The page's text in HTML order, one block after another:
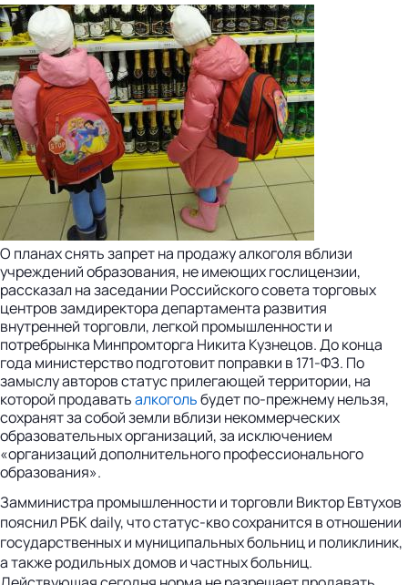
О планах снять запрет на продажу алкоголя вблизи
учреждений образования, не имеющих гослицензии,
рассказал на заседании Российского совета торговых
центров замдиректора департамента развития
внутренней торговли, легкой промышленности и
потребрынка Минпромторга Никита Кузнецов. До конца
года министерство подготовит поправки в 171-ФЗ. По
замыслу авторов статус прилегающей территории, на
которой продаватьалкогольбудет по-прежнему нельзя,
сохранят за собой земли вблизи некоммерческих
образовательных организаций, за исключением
«организаций дополнительного профессионального
образования».
Замминистра промышленности и торговли Виктор Евтухов
пояснил РБК daily, что статус-кво сохранится в отношении
государственных и муниципальных больниц и поликлиник,
а также родильных домов и частных больниц.